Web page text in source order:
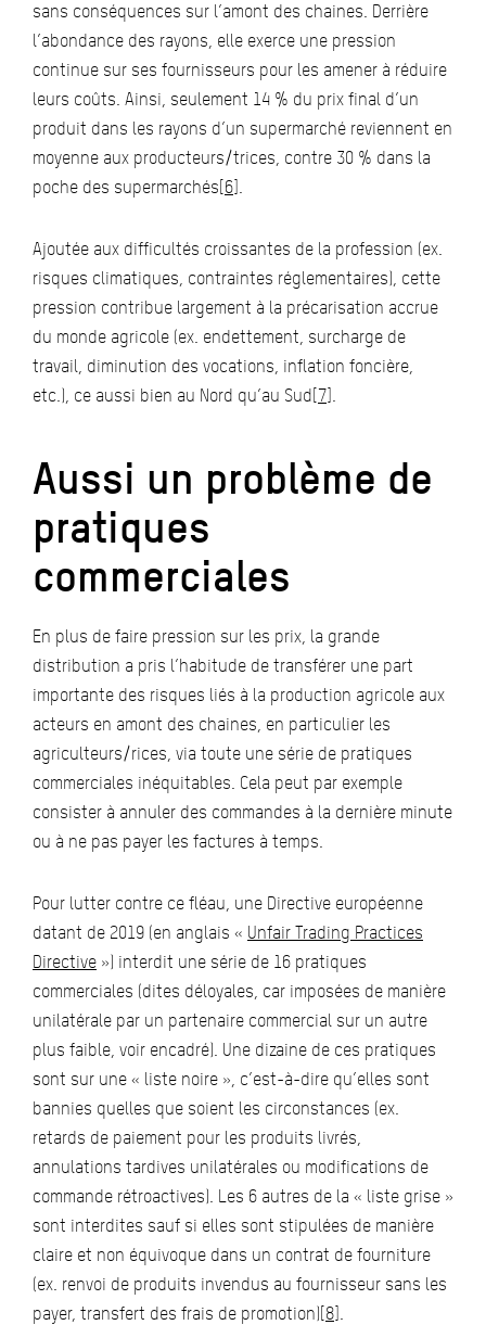
sans conséquences sur l’amont des chaines. Derrière
l’abondance des rayons, elle exerce une pression
continue sur ses fournisseurs pour les amener à réduire
leurs coûts. Ainsi, seulement 14 % du prix final d’un
produit dans les rayons d’un supermarché reviennent en
moyenne aux producteurs/trices, contre 30 % dans la
poche des supermarchés[6]
Ajoutée aux difficultés croissantes de la profession (ex.
risques climatiques, contraintes réglementaires), cette
pression contribue largement à la précarisation accrue
du monde agricole (ex. endettement, surcharge de
travail, diminution des vocations, inflation foncière,
etc.), ce aussi bien au Nord qu’au Sud[7]
Aussi un problème de
pratiques
commerciales
En plus de faire pression sur les prix, la grande
distribution a pris l’habitude de transférer une part
importante des risques liés à la production agricole aux
acteurs en amont des chaines, en particulier les
agriculteurs/rices, via toute une série de pratiques
commerciales inéquitables. Cela peut par exemple
consister à annuler des commandes à la dernière minute
ou à ne pas payer les factures à temps.
Pour lutter contre ce fléau, une Directive européenne
datant de 2019 (en anglais « Unfair Trading Practices
Directive ») interdit une série de 16 pratiques
commerciales (dites déloyales, car imposées de manière
unilatérale par un partenaire commercial sur un autre
plus faible, voir encadré). Une dizaine de ces pratiques
sont sur une « liste noire », c’est-à-dire qu’elles sont
bannies quelles que soient les circonstances (ex.
retards de paiement pour les produits livrés,
annulations tardives unilatérales ou modifications de
commande rétroactives). Les 6 autres de la « liste grise »
sont interdites sauf si elles sont stipulées de manière
claire et non équivoque dans un contrat de fourniture
(ex. renvoi de produits invendus au fournisseur sans les
payer, transfert des frais de promotion)[8]